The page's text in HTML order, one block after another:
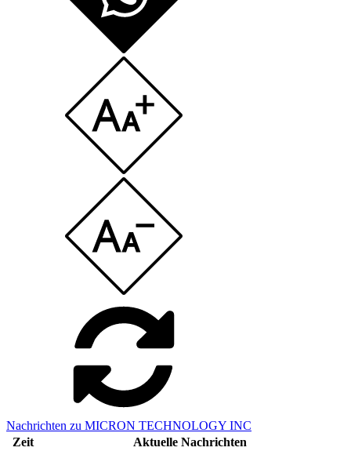
Nachrichten zu MICRON TECHNOLOGY INC
Zeit
Aktuelle Nachrichten